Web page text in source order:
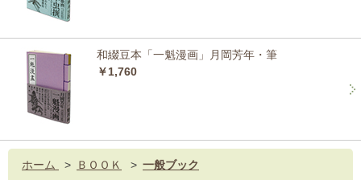
和綴豆本「一魁漫画」月岡芳年・筆
￥1,760
ホーム > ＢＯＯＫ > 一般ブック